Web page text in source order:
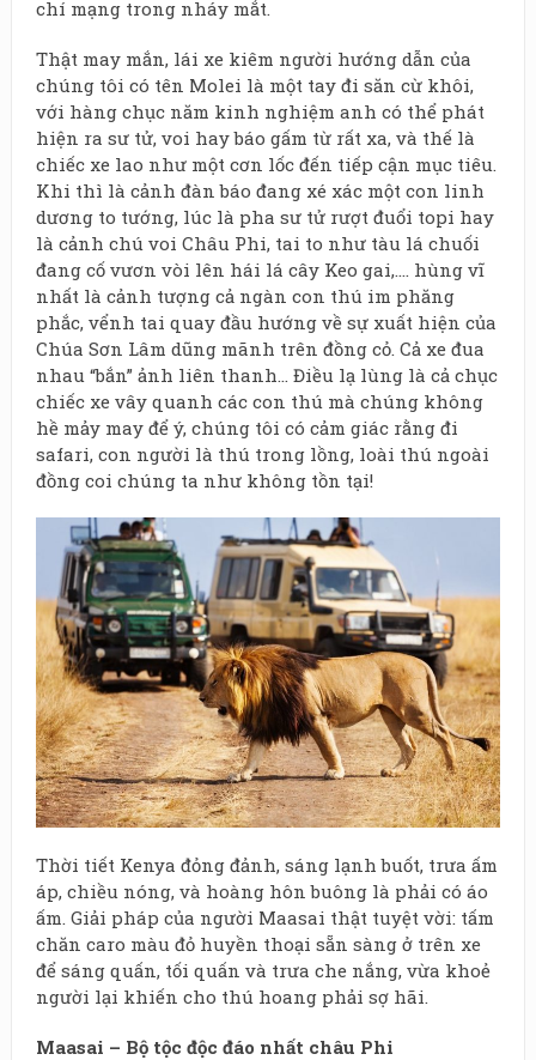
chí mạng trong nháy mắt.
Thật may mắn, lái xe kiêm người hướng dẫn của
chúng tôi có tên Molei là một tay đi săn cừ khôi,
với hàng chục năm kinh nghiệm anh có thể phát
hiện ra sư tử, voi hay báo gấm từ rất xa, và thế là
chiếc xe lao như một cơn lốc đến tiếp cận mục tiêu.
Khi thì là cảnh đàn báo đang xé xác một con linh
dương to tướng, lúc là pha sư tử rượt đuổi topi hay
là cảnh chú voi Châu Phi, tai to như tàu lá chuối
đang cố vươn vòi lên hái lá cây Keo gai,…. hùng vĩ
nhất là cảnh tượng cả ngàn con thú im phăng
phắc, vểnh tai quay đầu hướng về sự xuất hiện của
Chúa Sơn Lâm dũng mãnh trên đồng cỏ. Cả xe đua
nhau “bắn” ảnh liên thanh… Điều lạ lùng là cả chục
chiếc xe vây quanh các con thú mà chúng không
hề mảy may để ý, chúng tôi có cảm giác rằng đi
safari, con người là thú trong lồng, loài thú ngoài
đồng coi chúng ta như không tồn tại!
Thời tiết Kenya đỏng đảnh, sáng lạnh buốt, trưa ấm
áp, chiều nóng, và hoàng hôn buông là phải có áo
ấm. Giải pháp của người Maasai thật tuyệt vời: tấm
chăn caro màu đỏ huyền thoại sẵn sàng ở trên xe
để sáng quấn, tối quấn và trưa che nắng, vừa khoẻ
người lại khiến cho thú hoang phải sợ hãi.
Maasai – Bộ tộc độc đáo nhất châu Phi